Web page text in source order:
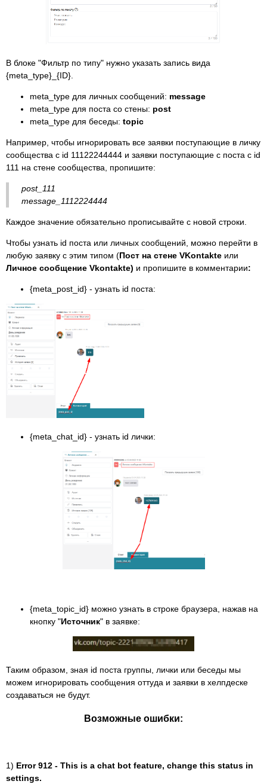
В блоке "Фильтр по типу" нужно указать запись вида
{meta_type}_{ID}.
meta_type для личных сообщений: message
meta_type для поста со стены: post
meta_type для беседы: topic
Например, чтобы игнорировать все заявки поступающие в личку
сообщества с id 11122244444 и заявки поступающие с поста с id
111 на стене сообщества, пропишите:
post_111
message_1112224444
Каждое значение обязательно прописывайте с новой строки.
Чтобы узнать id поста или личных сообщений, можно перейти в
любую заявку с этим типом (Пост на стене VKontakte или
Личное сообщение Vkontakte) и пропишите в комментарии:
{meta_post_id} - узнать id поста:
{meta_chat_id} - узнать id лички:
{meta_topic_id} можно узнать в строке браузера, нажав на
кнопку "Источник" в заявке:
Таким образом, зная id поста группы, лички или беседы мы
можем игнорировать сообщения оттуда и заявки в хелпдеске
создаваться не будут.
Возможные ошибки:
1) Error 912 - This is a chat bot feature, change this status in
settings.